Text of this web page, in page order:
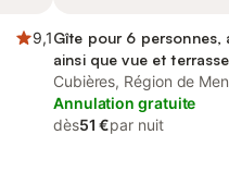
9,1Gîte pour 6 personnes,
ainsi que vue et terrasse
Cubières, Région de
Annulation gratuite
dès51 €par nuit